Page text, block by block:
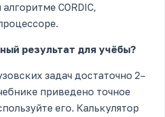
CORDIC,
результат для учёбы?
задач достаточно 2–
приведено точное
его. Калькулятор